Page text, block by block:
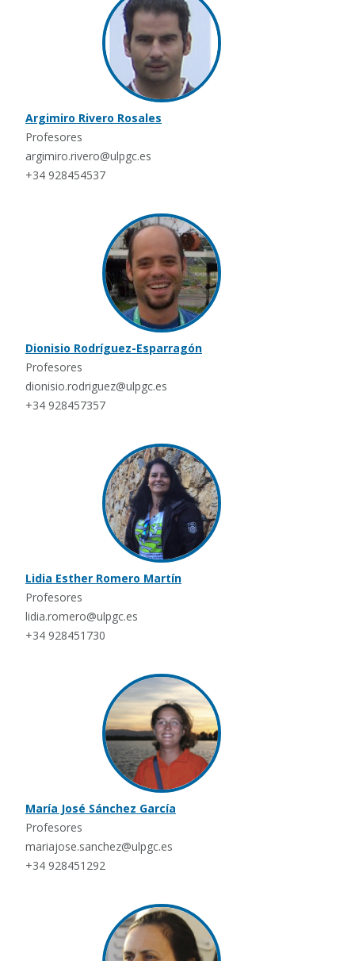
Argimiro Rivero Rosales
Profesores
argimiro.rivero@ulpgc.es
+34 928454537
Dionisio Rodríguez-Esparragón
Profesores
dionisio.rodriguez@ulpgc.es
+34 928457357
Lidia Esther Romero Martín
Profesores
lidia.romero@ulpgc.es
+34 928451730
María José Sánchez García
Profesores
mariajose.sanchez@ulpgc.es
+34 928451292